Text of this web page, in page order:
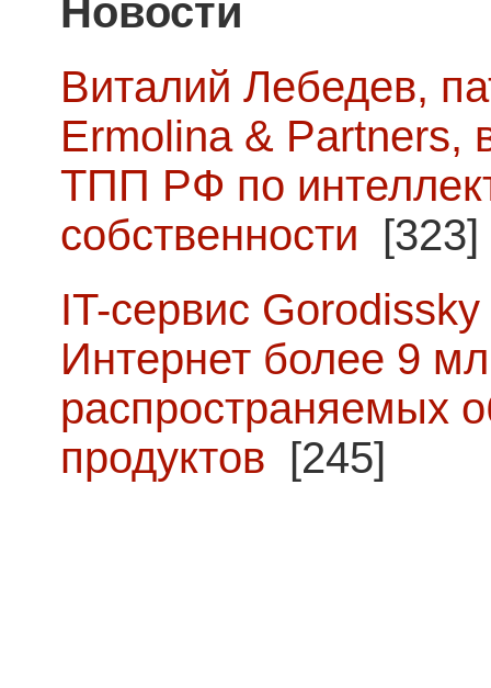
Новости
Виталий Лебедев,
Ermolina & Partners,
ТПП РФ по
собственности [323]
IT-сервис
Интернет более 9
распространяемых
продуктов [245]